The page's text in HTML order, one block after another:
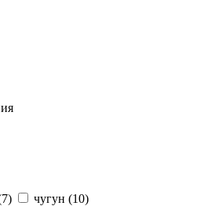
7) чугун (10)